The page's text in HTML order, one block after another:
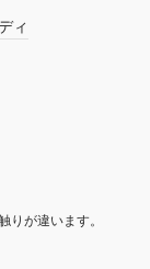
ィ
りが違います。